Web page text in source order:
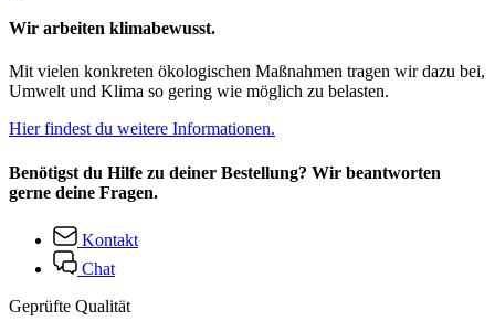
Wir arbeiten klimabewusst.
Mit vielen konkreten ökologischen Maßnahmen tragen wir dazu bei,
Umwelt und Klima so gering wie möglich zu belasten.
Hier findest du weitere Informationen.
Benötigst du Hilfe zu deiner Bestellung? Wir beantworten
gerne deine Fragen.
Kontakt
Chat
Geprüfte Qualität